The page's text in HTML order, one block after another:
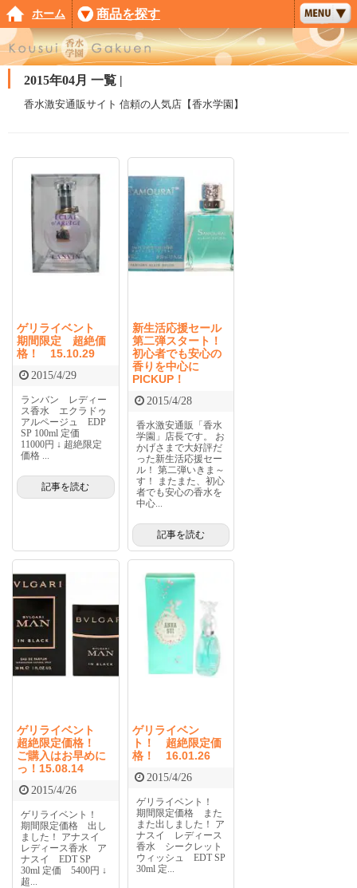
ホーム 商品を探す
2015年04月 一覧 |
香水激安通販サイト 信頼の人気店【香水学園】
ゲリライベント
期間限定 超絶価
格！ 15.10.29
2015/4/29
ランバン レディー
ス香水 エクラドゥ
アルページュ EDP
SP 100ml 定価
11000円 ↓ 超絶限定
価格 ...
記事を読む
新生活応援セール
第二弾スタート！
初心者でも安心の
香りを中心に
PICKUP！
2015/4/28
香水激安通販「香水
学園」店長です。 お
かげさまで大好評だ
った新生活応援セー
ル！ 第二弾いきま～
す！ またまた、初心
者でも安心の香水を
中心...
記事を読む
ゲリライベント
超絶限定価格！
ご購入はお早めに
っ！15.08.14
2015/4/26
ゲリライベント！
期間限定価格 出し
ました！ アナスイ
レディース香水 ア
ナスイ EDT SP
30ml 定価 5400円 ↓
超...
ゲリライベン
ト！ 超絶限定価
格！ 16.01.26
2015/4/26
ゲリライベント！
期間限定価格 また
また出しました！ ア
ナスイ レディース
香水 シークレット
ウィッシュ EDT SP
30ml 定...